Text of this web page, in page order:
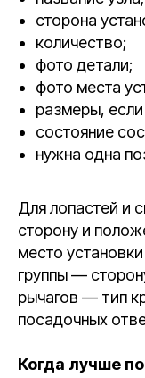
сторона
количество;
фото детали;
фото места
размеры, если
состояние
нужна одна
Для лопастей и
сторону и
место
группы —
рычагов — тип
посадочных
Когда лучше